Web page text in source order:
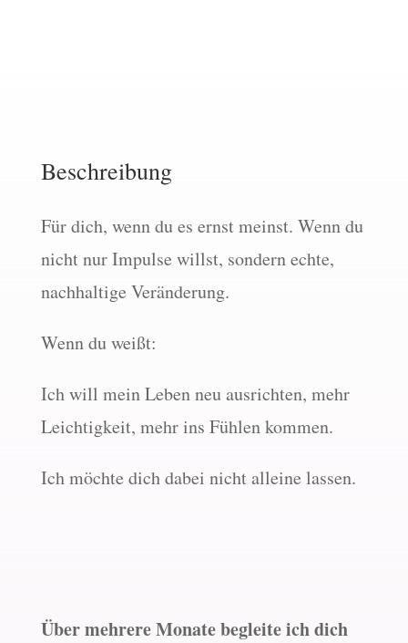
Beschreibung
Für dich, wenn du es ernst meinst. Wenn du
nicht nur Impulse willst, sondern echte,
nachhaltige Veränderung.
Wenn du weißt:
Ich will mein Leben neu ausrichten, mehr
Leichtigkeit, mehr ins Fühlen kommen.
Ich möchte dich dabei nicht alleine lassen.
Über mehrere Monate begleite ich dich